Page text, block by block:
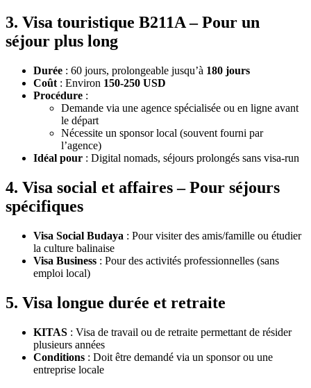
3. Visa touristique B211A – Pour un
séjour plus long
Durée : 60 jours, prolongeable jusqu’à 180 jours
Coût : Environ 150-250 USD
Procédure :
Demande via une agence spécialisée ou en ligne avant
le départ
Nécessite un sponsor local (souvent fourni par
l’agence)
Idéal pour : Digital nomads, séjours prolongés sans visa-run
4. Visa social et affaires – Pour séjours
spécifiques
Visa Social Budaya : Pour visiter des amis/famille ou étudier
la culture balinaise
Visa Business : Pour des activités professionnelles (sans
emploi local)
5. Visa longue durée et retraite
KITAS : Visa de travail ou de retraite permettant de résider
plusieurs années
Conditions : Doit être demandé via un sponsor ou une
entreprise locale